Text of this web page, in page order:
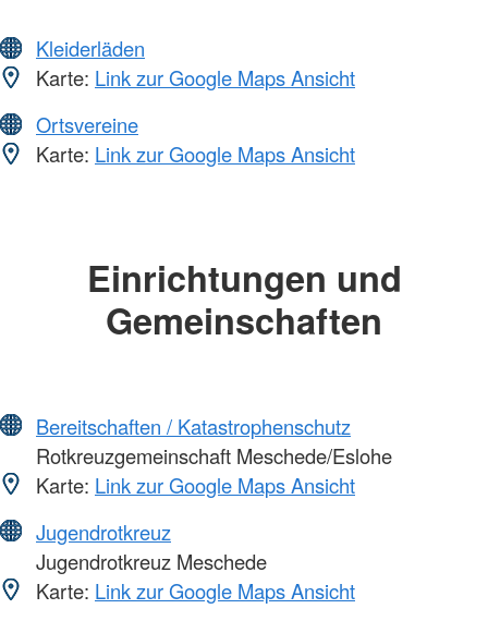
Kleiderläden
Karte: Link zur Google Maps Ansicht
Ortsvereine
Karte: Link zur Google Maps Ansicht
Einrichtungen und
Gemeinschaften
Bereitschaften / Katastrophenschutz
Rotkreuzgemeinschaft Meschede/Eslohe
Karte: Link zur Google Maps Ansicht
Jugendrotkreuz
Jugendrotkreuz Meschede
Karte: Link zur Google Maps Ansicht